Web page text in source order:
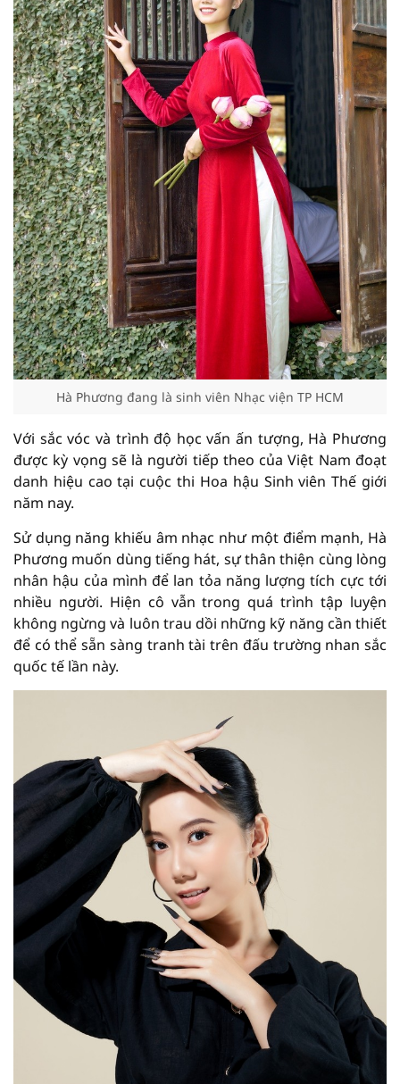
Hà Phương đang là sinh viên Nhạc viện TP HCM
Với sắc vóc và trình độ học vấn ấn tượng, Hà Phương
được kỳ vọng sẽ là người tiếp theo của Việt Nam đoạt
danh hiệu cao tại cuộc thi Hoa hậu Sinh viên Thế giới
năm nay.
Sử dụng năng khiếu âm nhạc như một điểm mạnh, Hà
Phương muốn dùng tiếng hát, sự thân thiện cùng lòng
nhân hậu của mình để lan tỏa năng lượng tích cực tới
nhiều người. Hiện cô vẫn trong quá trình tập luyện
không ngừng và luôn trau dồi những kỹ năng cần thiết
để có thể sẵn sàng tranh tài trên đấu trường nhan sắc
quốc tế lần này.